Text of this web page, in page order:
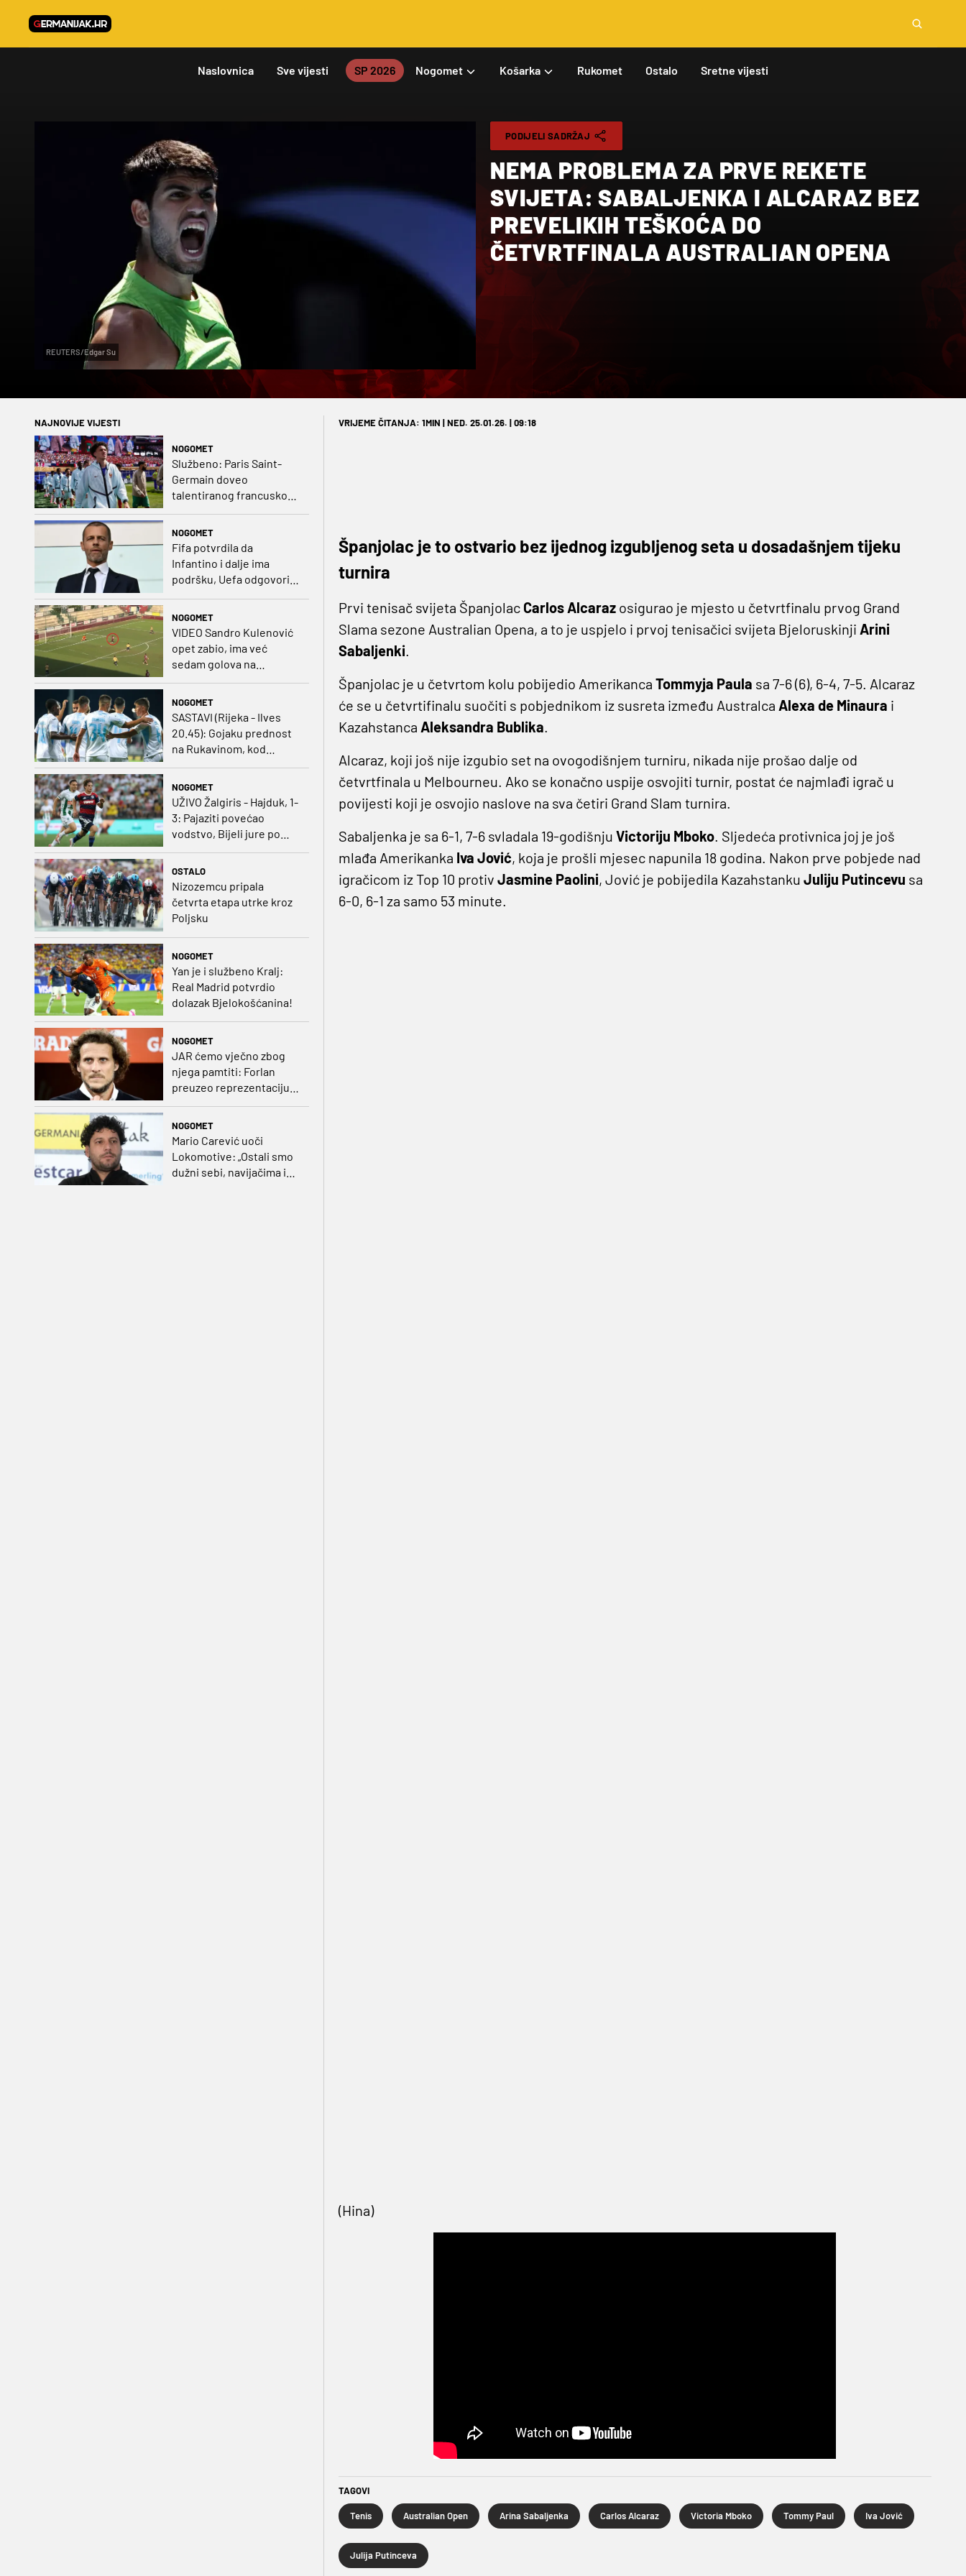
Naslovnica Sve vijesti SP 2026 Nogomet Košarka Rukomet Ostalo Sretne vijesti
REUTERS/Edgar Su
PODIJELI SADRŽAJ
NEMA PROBLEMA ZA PRVE REKETE
SVIJETA: SABALJENKA I ALCARAZ BEZ
PREVELIKIH TEŠKOĆA DO
ČETVRTFINALA AUSTRALIAN OPENA
NAJNOVIJE VIJESTI
NOGOMET
Službeno: Paris Saint-
Germain doveo
talentiranog francuskog
NOGOMET
Fifa potvrdila da
Infantino i dalje ima
podršku, Uefa odgovorila
NOGOMET
VIDEO Sandro Kulenović
opet zabio, ima već
sedam golova na
pripremama
NOGOMET
SASTAVI (Rijeka - Ilves
20.45): Gojaku prednost
na Rukavinom, kod
Finaca bivši vratar
NOGOMET
UŽIVO Žalgiris - Hajduk, 1-
3: Pajaziti povećao
vodstvo, Bijeli jure po
OSTALO
Nizozemcu pripala
četvrta etapa utrke kroz
Poljsku
NOGOMET
Yan je i službeno Kralj:
Real Madrid potvrdio
dolazak Bjelokošćanina!
NOGOMET
JAR ćemo vječno zbog
njega pamtiti: Forlan
preuzeo reprezentaciju
NOGOMET
Mario Carević uoči
Lokomotive: „Ostali smo
dužni sebi, navijačima i
VRIJEME ČITANJA: 1MIN | NED. 25.01.26. | 09:18
Španjolac je to ostvario bez ijednog izgubljenog seta u dosadašnjem tijeku
turnira
Prvi tenisač svijeta Španjolac Carlos Alcarazosigurao je mjesto u četvrtfinalu prvog Grand
Slama sezone Australian Opena, a to je uspjelo i prvoj tenisačici svijeta Bjeloruskinji Arini
Sabaljenki.
Španjolac je u četvrtom kolu pobijedio Amerikanca Tommyja Paula sa 7-6 (6), 6-4, 7-5. Alcaraz
će se u četvrtifinalu suočiti s pobjednikom iz susreta između Australca Alexa de Minaura i
Kazahstanca Aleksandra Bublika.
Alcaraz, koji još nije izgubio set na ovogodišnjem turniru, nikada nije prošao dalje od
četvrtfinala u Melbourneu. Ako se konačno uspije osvojiti turnir, postat će najmlađi igrač u
povijesti koji je osvojio naslove na sva četiri Grand Slam turnira.
Sabaljenka je sa 6-1, 7-6 svladala 19-godišnju Victoriju Mboko. Sljedeća protivnica joj je još
mlađa Amerikanka Iva Jović, koja je prošli mjesec napunila 18 godina. Nakon prve pobjede nad
igračicom iz Top 10 protiv Jasmine Paolini, Jović je pobijedila Kazahstanku Juliju Putincevu sa
6-0, 6-1 za samo 53 minute.
(Hina)
TAGOVI
Tenis Australian Open Arina Sabaljenka Carlos Alcaraz Victoria Mboko Tommy Paul Iva Jović
Julija Putinceva